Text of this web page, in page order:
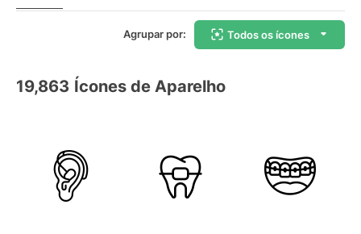
Agrupar por: Todos os ícones
19,863 Ícones de Aparelho